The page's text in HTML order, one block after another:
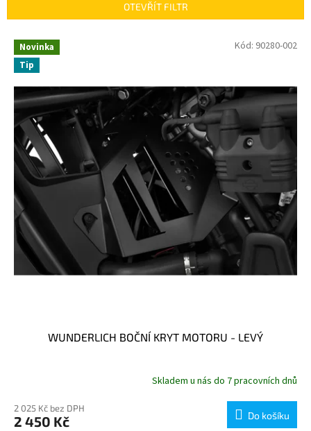
r
OTEVŘÍT FILTR
V
p
Novinka
Tip
WUNDERLICH BOČNÍ KRYT MOTORU - LEVÝ
Skladem u nás do 7 pracovních dnů
2 025 Kč bez DPH
2 450 Kč Do košíku
Kód: 90280-002